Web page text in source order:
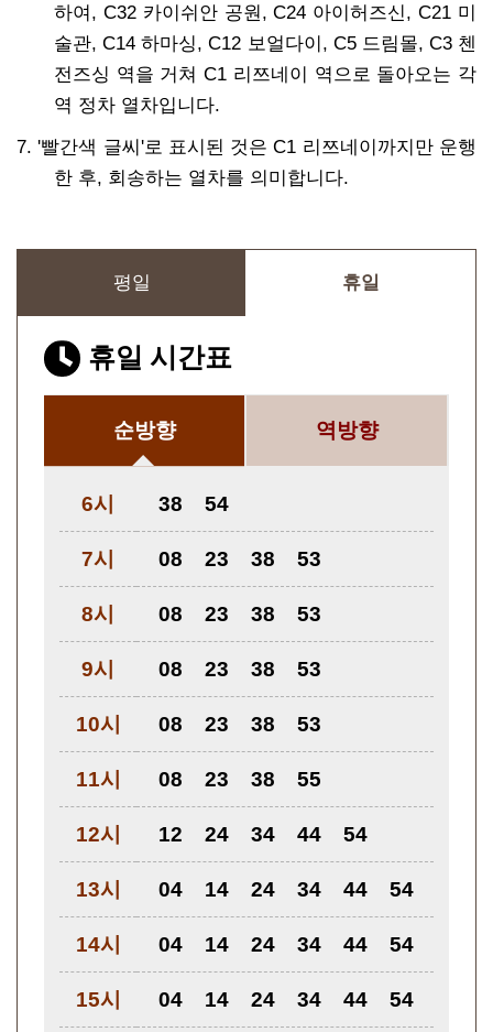
하여, C32 카이쉬안 공원, C24 아이허즈신, C21 미
술관, C14 하마싱, C12 보얼다이, C5 드림몰, C3 첸
전즈싱 역을 거쳐 C1 리쯔네이 역으로 돌아오는 각
역 정차 열차입니다.
7. '빨간색 글씨'로 표시된 것은 C1 리쯔네이까지만 운행
한 후, 회송하는 열차를 의미합니다.
평일 휴일
휴일 시간표
순방향 역방향
6시 38 54
7시 08 23 38 53
8시 08 23 38 53
9시 08 23 38 53
10시 08 23 38 53
11시 08 23 38 55
12시 12 24 34 44 54
13시 04 14 24 34 44 54
14시 04 14 24 34 44 54
15시 04 14 24 34 44 54